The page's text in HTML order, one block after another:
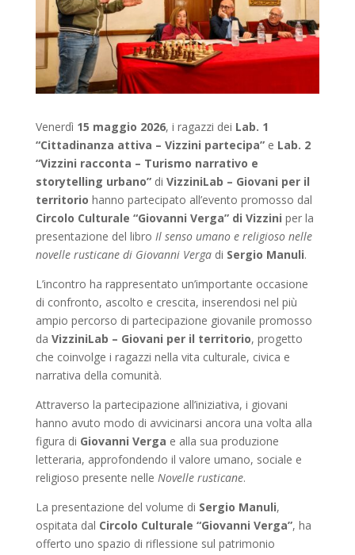
Venerdì 15 maggio 2026, i ragazzi dei Lab. 1
“Cittadinanza attiva – Vizzini partecipa”e Lab. 2
“Vizzini racconta – Turismo narrativo e
storytelling urbano”di VizziniLab – Giovani per il
territorio hanno partecipato all’evento promosso dal
Circolo Culturale “Giovanni Verga” di Vizzini per la
presentazione del libro Il senso umano e religioso nelle
novelle rusticane di Giovanni Vergadi Sergio Manuli.
L’incontro ha rappresentato un’importante occasione
di confronto, ascolto e crescita, inserendosi nel più
ampio percorso di partecipazione giovanile promosso
da VizziniLab – Giovani per il territorio, progetto
che coinvolge i ragazzi nella vita culturale, civica e
narrativa della comunità.
Attraverso la partecipazione all’iniziativa, i giovani
hanno avuto modo di avvicinarsi ancora una volta alla
figura di Giovanni Verga e alla sua produzione
letteraria, approfondendo il valore umano, sociale e
religioso presente nelle Novelle rusticane.
La presentazione del volume di Sergio Manuli,
ospitata dal Circolo Culturale “Giovanni Verga”, ha
offerto uno spazio di riflessione sul patrimonio